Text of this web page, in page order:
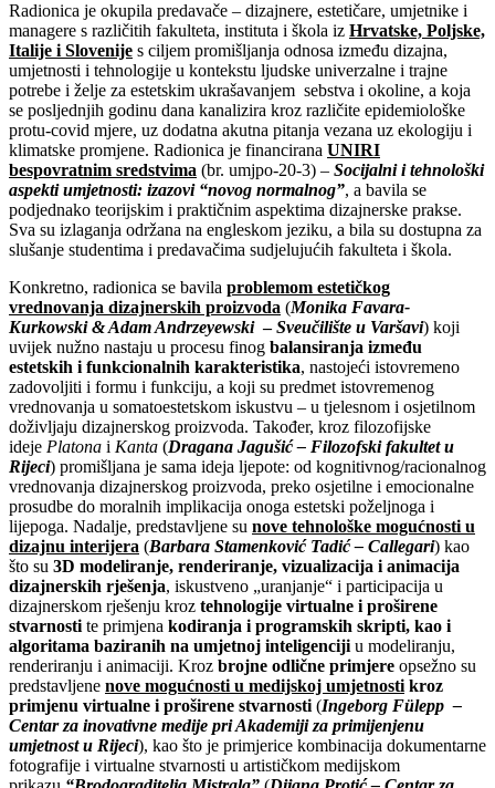
Radionica je okupila predavače – dizajnere, estetičare, umjetnike i
managere s različitih fakulteta, instituta i škola iz Hrvatske, Poljske,
Italije i Slovenije s ciljem promišljanja odnosa između dizajna,
umjetnosti i tehnologije u kontekstu ljudske univerzalne i trajne
potrebe i želje za estetskim ukrašavanjem sebstva i okoline, a koja
se posljednjih godinu dana kanalizira kroz različite epidemiološke
protu-covid mjere, uz dodatna akutna pitanja vezana uz ekologiju i
klimatske promjene. Radionica je financirana UNIRI
bespovratnim sredstvima (br. umjpo-20-3) – Socijalni i tehnološki
aspekti umjetnosti: izazovi “novog normalnog”, a bavila se
podjednako teorijskim i praktičnim aspektima dizajnerske prakse.
Sva su izlaganja održana na engleskom jeziku, a bila su dostupna za
slušanje studentima i predavačima sudjelujućih fakulteta i škola.
Konkretno, radionica se bavila problemom estetičkog
vrednovanja dizajnerskih proizvoda (Monika Favara-
Kurkowski& Adam Andrzeyewski –Sveučilište u Varšavi) koji
uvijek nužno nastaju u procesu finog balansiranja između
estetskih i funkcionalnih karakteristika, nastojeći istovremeno
zadovoljiti i formu i funkciju, a koji su predmet istovremenog
vrednovanja u somatoestetskom iskustvu – u tjelesnom i osjetilnom
doživljaju dizajnerskog proizvoda. Također, kroz filozofijske
ideje Platona i Kanta (Dragana Jagušić – Filozofski fakultet u
Rijeci) promišljana je sama ideja ljepote: od kognitivnog/racionalnog
vrednovanja dizajnerskog proizvoda, preko osjetilne i emocionalne
prosudbe do moralnih implikacija onoga estetski poželjnoga i
lijepoga. Nadalje, predstavljene su nove tehnološke mogućnosti u
dizajnu interijera (Barbara Stamenković Tadić – Callegari) kao
što su 3D modeliranje, renderiranje, vizualizacija i animacija
dizajnerskih rješenja, iskustveno „uranjanje“ i participacija u
dizajnerskom rješenju kroz tehnologije virtualne i proširene
stvarnosti te primjena kodiranja i programskih skripti, kao i
algoritama baziranih na umjetnoj inteligenciji u modeliranju,
renderiranju i animaciji. Kroz brojne odlične primjere opsežno su
predstavljene nove mogućnosti u medijskoj umjetnosti kroz
primjenu virtualne i proširene stvarnosti (Ingeborg Fülepp –
Centar za inovativne medije pri Akademiji za primijenjenu
umjetnost u Rijeci), kao što je primjerice kombinacija dokumentarne
fotografije i virtualne stvarnosti u artističkom medijskom